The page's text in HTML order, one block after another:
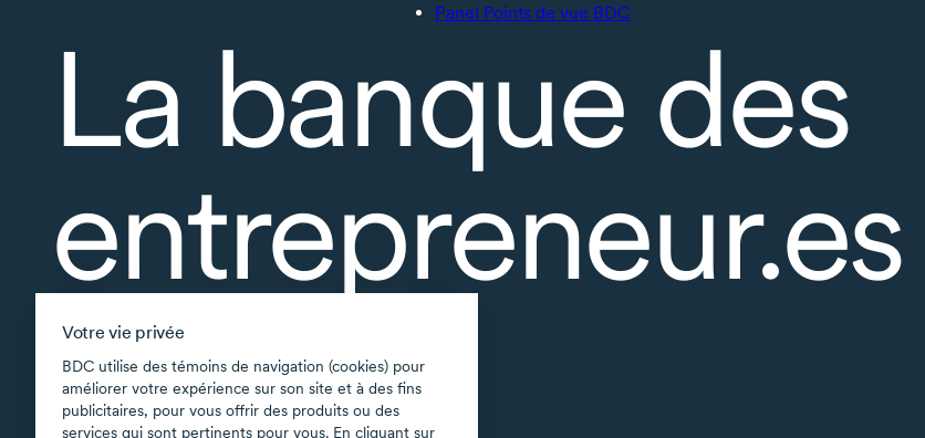
Votre vie privée
BDC utilise des témoins de navigation (cookies) pour
améliorer votre expérience sur son site et à des fins
publicitaires, pour vous offrir des produits ou des
services qui sont pertinents pour vous. En cliquant sur
Panel Points de vue BDC
La banque des
entrepreneur.es
À propos
Accessibilité
Applications soutenues
Carte du site